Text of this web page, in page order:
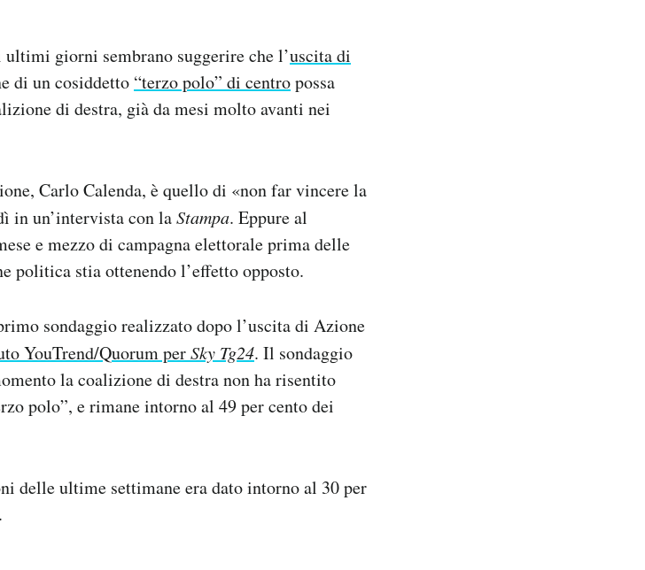
giorni sembrano suggerire che l’uscita di
di un cosiddetto “terzo polo” di centropossa
di destra, già da mesi molto avanti nei
Carlo Calenda, è quello di «non far vincere la
in un’intervista con laStampa. Eppure al
e mezzo di campagna elettorale prima delle
politica stia ottenendo l’effetto opposto.
sondaggio realizzato dopo l’uscita di Azione
YouTrend/Quorum perSky Tg24. Il sondaggio
la coalizione di destra non ha risentito
polo”, e rimane intorno al 49 per cento dei
delle ultime settimane era dato intorno al 30 per